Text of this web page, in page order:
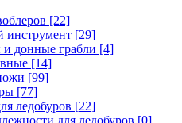
[22]
инструмент [29]
донные грабли [4]
[14]
[99]
[77]
ледобуров [22]